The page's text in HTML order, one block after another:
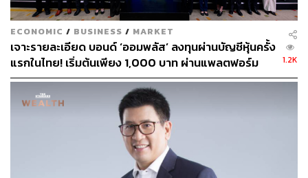
ผลประกอบการ 9 เดือนแรกปี 2567 ของบริษัทจดทะเบียน
(บจ.) ใน SET กับ mai
กำไรสุทธิ บจ. mai 9 เดือนแรก ปี 2567 อยู่ที่ 6.3 พัน
ECONOMIC / BUSINESS / MARKET
เจาะรายละเอียด บอนด์ ‘ออมพลัส’ ลงทุนผ่านบัญชีหุ้นครั้ง
แรกในไทย! เริ่มต้นเพียง 1,000 บาท ผ่านแพลตฟอร์ม
Bond Connect ก่อนเปิดจองซื้อ 3-5 ส.ค.นี้
1.2K